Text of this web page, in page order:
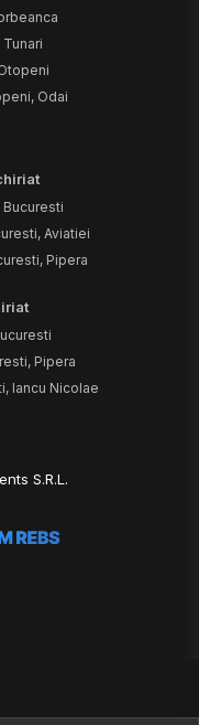
Odai
Aviatiei
Pipera
Pipera
Iancu Nicolae
S.R.L.